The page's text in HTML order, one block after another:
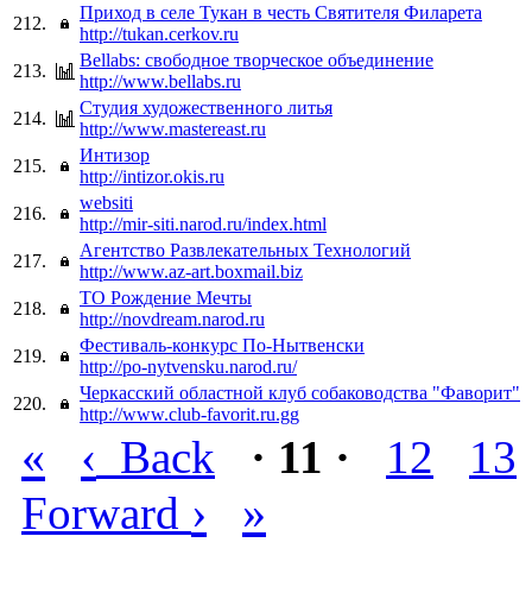
212.
Приход в селе Тукан в честь Святителя Филарета
http://tukan.cerkov.ru
213.
Bellabs: свободное творческое объединение
http://www.bellabs.ru
214.
Студия художественного литья
http://www.mastereast.ru
215.
Интизор
http://intizor.okis.ru
216.
websiti
http://mir-siti.narod.ru/index.html
217.
Агентство Развлекательных Технологий
http://www.az-art.boxmail.biz
218.
ТО Рождение Мечты
http://novdream.narod.ru
219.
Фестиваль-конкурс По-Нытвенски
http://po-nytvensku.narod.ru/
220.
Черкасский областной клуб собаководства "Фаворит"
http://www.club-favorit.ru.gg
« ‹ Back · 11 · 12
13
Forward › »